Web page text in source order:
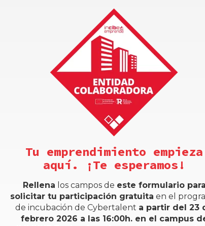
Tu emprendimiento empieza
aquí. ¡Te esperamos!
Rellena los campos de este formulario para
solicitar tu participación gratuita en el
de incubación de Cybertalent a partir del 23
febrero 2026 a las 16:00h. en el campus